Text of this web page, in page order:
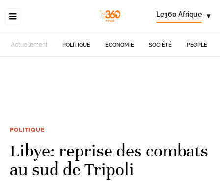
Le360 Afrique ▾
Actuellement POLITIQUE ECONOMIE SOCIÉTÉ PEOPLE
POLITIQUE
Libye: reprise des combats
au sud de Tripoli